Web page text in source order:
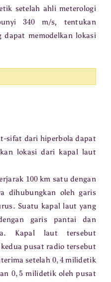
setelah ahli meterologi
340 m/s, tentukan
dapat memodelkan lokasi
sifat dari hiperbola dapat
lokasi dari kapal laut
100km satu dengan
dihubungkan oleh garis
Suatu kapal laut yang
garis pantai dan
Kapal laut tersebut
pusat radio tersebut
setelah 0 4milidetik
0 5 milidetik oleh pusat